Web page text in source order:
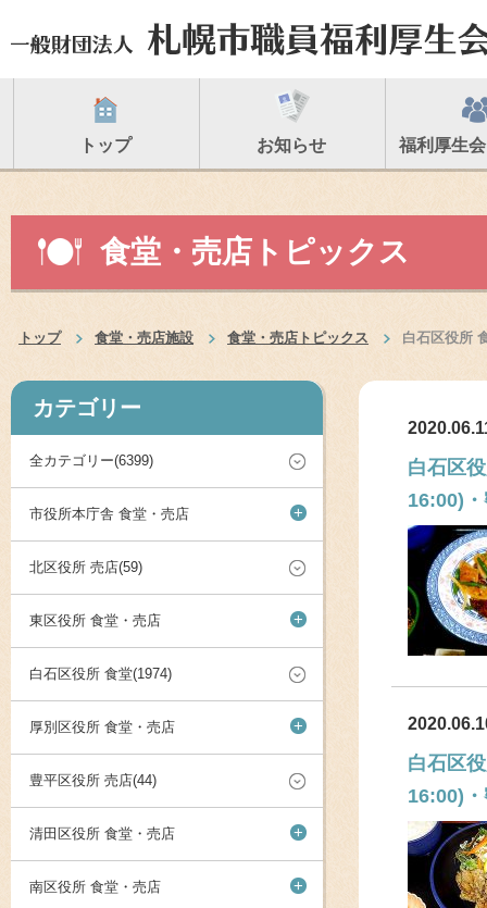
トップ お知らせ 福利厚生
食堂・売店トピックス
トップ 食堂・売店施設 食堂・売店トピックス 白石区役所
カテゴリー
全カテゴリー(6399)
市役所本庁舎 食堂・売店 +
北区役所 売店(59)
東区役所 食堂・売店 +
白石区役所 食堂(1974)
厚別区役所 食堂・売店 +
豊平区役所 売店(44)
清田区役所 食堂・売店 +
南区役所 食堂・売店 +
白石区
16:00)
白石区
16:00)